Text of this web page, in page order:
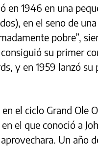
en 1946 en una
en el seno de
pobre”,
su primer
y en 1959 lanzó su
el ciclo Grand Ole
el que conoció a
Un año